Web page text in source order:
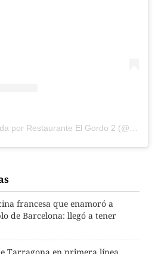
Una publicación compartida por Restaurante El Gordo 2 (@elgordo2restaurante)
francesa que enamoró a
de Barcelona: llegó a tener